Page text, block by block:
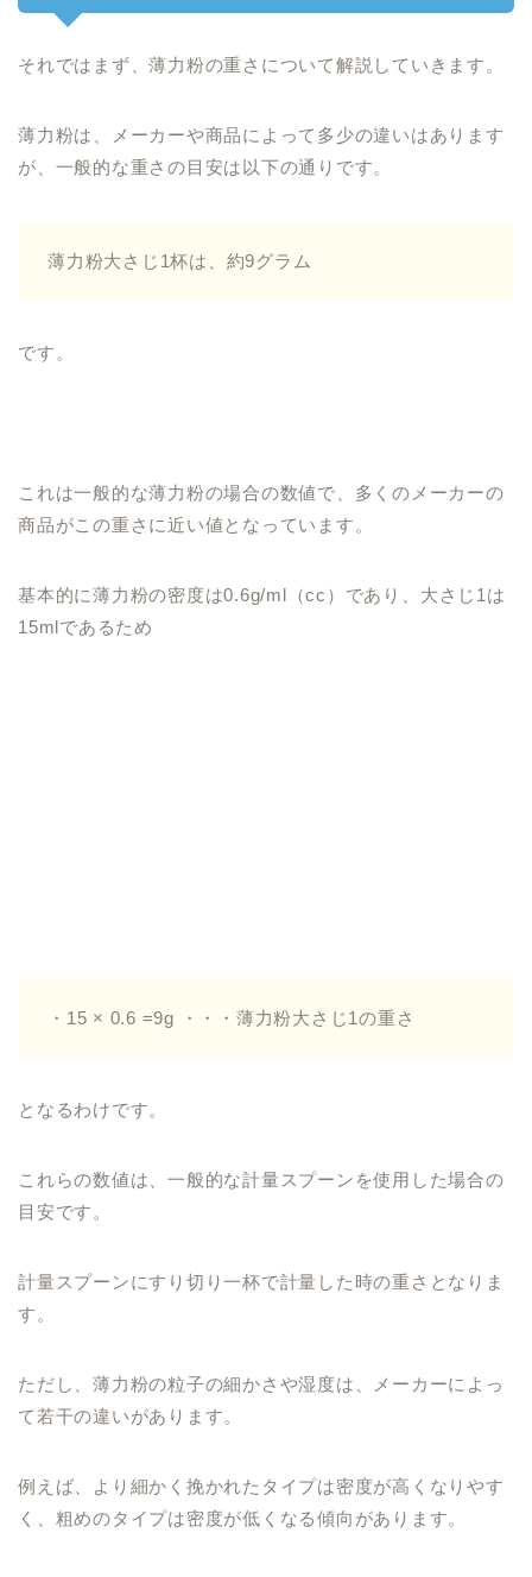
それではまず、薄力粉の重さについて解説していきます。
薄力粉は、メーカーや商品によって多少の違いはあります
が、一般的な重さの目安は以下の通りです。
薄力粉大さじ1杯は、約9グラム
です。
これは一般的な薄力粉の場合の数値で、多くのメーカーの
商品がこの重さに近い値となっています。
基本的に薄力粉の密度は0.6g/ml（cc）であり、大さじ1は
15mlであるため
・15 × 0.6 =9g ・・・薄力粉大さじ1の重さ
となるわけです。
これらの数値は、一般的な計量スプーンを使用した場合の
目安です。
計量スプーンにすり切り一杯で計量した時の重さとなりま
す。
ただし、薄力粉の粒子の細かさや湿度は、メーカーによっ
て若干の違いがあります。
例えば、より細かく挽かれたタイプは密度が高くなりやす
く、粗めのタイプは密度が低くなる傾向があります。